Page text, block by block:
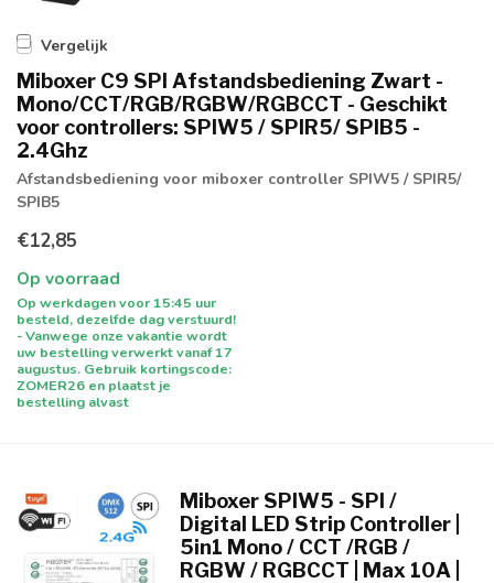
Vergelijk
Miboxer C9 SPI Afstandsbediening Zwart -
Mono/CCT/RGB/RGBW/RGBCCT - Geschikt
voor controllers: SPIW5 / SPIR5/ SPIB5 -
2.4Ghz
Afstandsbediening voor miboxer controller SPIW5 / SPIR5/
SPIB5
€12,85
Op voorraad
Op werkdagen voor 15:45 uur
besteld, dezelfde dag verstuurd!
- Vanwege onze vakantie wordt
uw bestelling verwerkt vanaf 17
augustus. Gebruik kortingscode:
ZOMER26 en plaatst je
bestelling alvast
Miboxer SPIW5 - SPI /
Digital LED Strip Controller |
5in1 Mono / CCT /RGB /
RGBW / RGBCCT | Max 10A |